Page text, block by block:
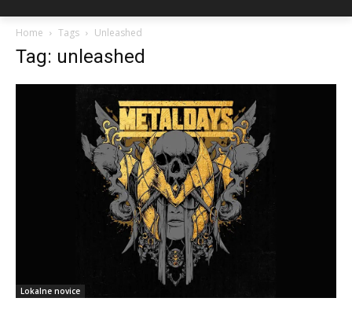
Home Tags Unleashed
Tag: unleashed
Lokalne novice